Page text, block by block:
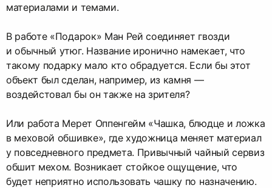
материалами и темами.
В работе «Подарок» Ман Рей соединяет гвозди
и обычный утюг. Название иронично намекает, что
такому подарку мало кто обрадуется. Если бы этот
объект был сделан, например, из камня —
воздейстовал бы он также на зрителя?
Или работа Мерет Оппенгейм «Чашка, блюдце и ложка
в меховой обшивке», где художница меняет материал
у повседневного предмета. Привычный чайный сервиз
обшит мехом. Возникает стойкое ощущение, что
будет неприятно использовать чашку по назначению.